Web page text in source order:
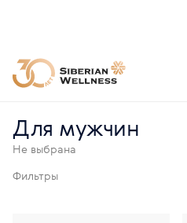
Для мужчин
Не выбрана
Фильтры